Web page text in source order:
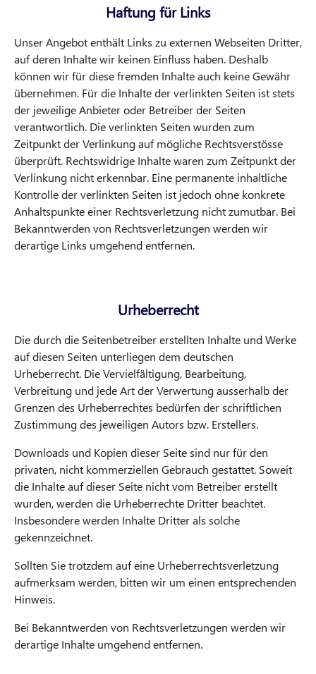
Haftung für Links
Unser Angebot enthält Links zu externen Webseiten Dritter,
auf deren Inhalte wir keinen Einfluss haben. Deshalb
können wir für diese fremden Inhalte auch keine Gewähr
übernehmen. Für die Inhalte der verlinkten Seiten ist stets
der jeweilige Anbieter oder Betreiber der Seiten
verantwortlich. Die verlinkten Seiten wurden zum
Zeitpunkt der Verlinkung auf mögliche Rechtsverstösse
überprüft. Rechtswidrige Inhalte waren zum Zeitpunkt der
Verlinkung nicht erkennbar. Eine permanente inhaltliche
Kontrolle der verlinkten Seiten ist jedoch ohne konkrete
Anhaltspunkte einer Rechtsverletzung nicht zumutbar. Bei
Bekanntwerden von Rechtsverletzungen werden wir
derartige Links umgehend entfernen.
Urheberrecht
Die durch die Seitenbetreiber erstellten Inhalte und Werke
auf diesen Seiten unterliegen dem deutschen
Urheberrecht. Die Vervielfältigung, Bearbeitung,
Verbreitung und jede Art der Verwertung ausserhalb der
Grenzen des Urheberrechtes bedürfen der schriftlichen
Zustimmung des jeweiligen Autors bzw. Erstellers.
Downloads und Kopien dieser Seite sind nur für den
privaten, nicht kommerziellen Gebrauch gestattet. Soweit
die Inhalte auf dieser Seite nicht vom Betreiber erstellt
wurden, werden die Urheberrechte Dritter beachtet.
Insbesondere werden Inhalte Dritter als solche
gekennzeichnet.
Sollten Sie trotzdem auf eine Urheberrechtsverletzung
aufmerksam werden, bitten wir um einen entsprechenden
Hinweis.
Bei Bekanntwerden von Rechtsverletzungen werden wir
derartige Inhalte umgehend entfernen.